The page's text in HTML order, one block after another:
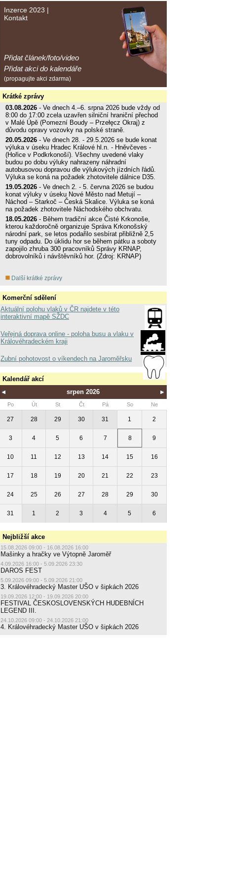
Inzerce 2023 |
Kontakt
Přidat článek/foto/video
Přidat akci do kalendáře
(propagujte akci zdarma)
Krátké zprávy
03.08.2026 - Ve dnech 4.–6. srpna 2026 bude vždy od
8:00 do 17:00 zcela uzavřen silniční hraniční přechod
v Malé Úpě (Pomezní Boudy – Przełęcz Okraj) z
důvodu opravy vozovky na polské straně.
20.05.2026 - Ve dnech 28. - 29.5.2026 se bude konat
výluka v úseku Hradec Králové hl.n. - Hněvčeves -
(Hořice v Podkrkonoší). Všechny uvedené vlaky
budou po dobu výluky nahrazeny náhradní
autobusovou dopravou dle výlukových jízdních řádů.
Výluka se koná na požadek zhotovitele dálnice D35.
19.05.2026 - Ve dnech 2. - 5. června 2026 se budou
konat výluky v úseku Nové Město nad Metují –
Náchod – Starkoč – Česká Skalice. Výluka se koná
na požadek zhotovitele Náchodského obchvatu.
18.05.2026 - Během tradiční akce Čisté Krkonoše,
kterou každoročně organizuje Správa Krkonošský
národní park, se letos podařilo sesbírat přibližně 2,5
tuny odpadu. Do úklidu hor se během pátku a soboty
zapojilo zhruba 300 pracovníků Správy KRNAP,
dobrovolníků i návštěvníků hor. (Zdroj: KRNAP)
Další krátké zprávy
Komerční sdělení
Aktuální polohu vlaků v ČR najdete v této
interaktivní mapě SŽDC
Veřejná doprava online - poloha busu a vlaku v
Královéhradeckém kraji
Zubní pohotovost o víkendech na Jaroměřsku
Kalendář akcí
srpen 2026
Po Út St Čt Pá So Ne
27 28 29 30 31 1 2
3 4 5 6 7 8 9
10 11 12 13 14 15 16
17 18 19 20 21 22 23
24 25 26 27 28 29 30
31 1 2 3 4 5 6
Nejbližší akce
15.08.2026 09:00 - 16.08.2026 16:00
Mašinky a hračky ve Výtopně Jaroměř
4.09.2026 16:00 - 5.09.2026 23:30
DAROS FEST
5.09.2026 09:00 - 5.09.2026 21:00
3. Královéhradecký Master UŠO v šipkách 2026
19.09.2026 12:00 - 19.09.2026 20:00
FESTIVAL ČESKOSLOVENSKÝCH HUDEBNÍCH
LEGEND III.
24.10.2026 09:00 - 24.10.2026 21:00
4. Královéhradecký Master UŠO v šipkách 2026